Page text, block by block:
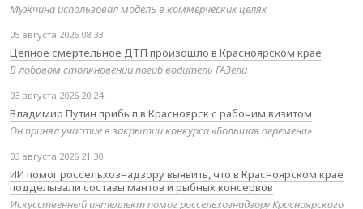
Мужчина использовал модель в коммерческих целях
05 августа 2026 08:33
Цепное смертельное ДТП произошло в Красноярском крае
В лобовом столкновении погиб водитель ГАЗели
03 августа 2026 20:24
Владимир Путин прибыл в Красноярск с рабочим визитом
Он принял участие в закрытии конкурса «Большая перемена»
03 августа 2026 21:30
ИИ помог россельхознадзору выявить, что в Красноярском крае
подделывали составы мантов и рыбных консервов
Искусственный интеллект помог россельхознадзору Красноярского